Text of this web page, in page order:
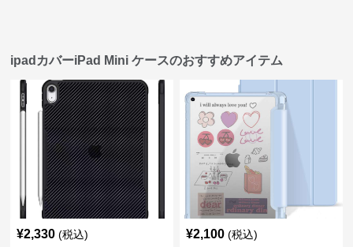
ipadカバーiPad Mini ケースのおすすめアイテム
¥2,330 (税込) ¥2,100 (税込)